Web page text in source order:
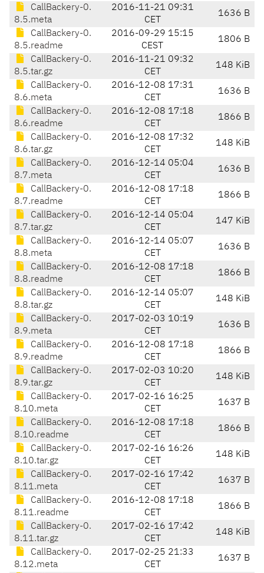
CallBackery-0.
8.5.meta
2016-11-21 09:31
CET
1636 B
CallBackery-0.
8.5.readme
2016-09-29 15:15
CEST
1806 B
CallBackery-0.
8.5.tar.gz
2016-11-21 09:32
CET
148 KiB
CallBackery-0.
8.6.meta
2016-12-08 17:31
CET
1636 B
CallBackery-0.
8.6.readme
2016-12-08 17:18
CET
1866 B
CallBackery-0.
8.6.tar.gz
2016-12-08 17:32
CET
148 KiB
CallBackery-0.
8.7.meta
2016-12-14 05:04
CET
1636 B
CallBackery-0.
8.7.readme
2016-12-08 17:18
CET
1866 B
CallBackery-0.
8.7.tar.gz
2016-12-14 05:04
CET
147 KiB
CallBackery-0.
8.8.meta
2016-12-14 05:07
CET
1636 B
CallBackery-0.
8.8.readme
2016-12-08 17:18
CET
1866 B
CallBackery-0.
8.8.tar.gz
2016-12-14 05:07
CET
148 KiB
CallBackery-0.
8.9.meta
2017-02-03 10:19
CET
1636 B
CallBackery-0.
8.9.readme
2016-12-08 17:18
CET
1866 B
CallBackery-0.
8.9.tar.gz
2017-02-03 10:20
CET
148 KiB
CallBackery-0.
8.10.meta
2017-02-16 16:25
CET
1637 B
CallBackery-0.
8.10.readme
2016-12-08 17:18
CET
1866 B
CallBackery-0.
8.10.tar.gz
2017-02-16 16:26
CET
148 KiB
CallBackery-0.
8.11.meta
2017-02-16 17:42
CET
1637 B
CallBackery-0.
8.11.readme
2016-12-08 17:18
CET
1866 B
CallBackery-0.
8.11.tar.gz
2017-02-16 17:42
CET
148 KiB
CallBackery-0.
8.12.meta
2017-02-25 21:33
CET
1637 B